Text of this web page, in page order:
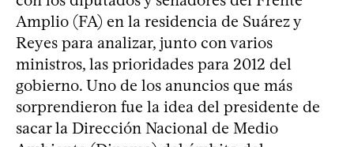
Amplio (FA) en la residencia de Suárez y
Reyes para analizar, junto con varios
ministros, las prioridades para 2012 del
gobierno. Uno de los anuncios que más
sorprendieron fue la idea del presidente de
sacar la Dirección Nacional de Medio